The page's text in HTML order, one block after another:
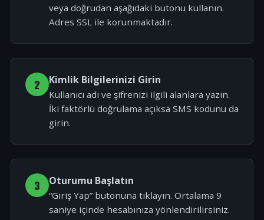
veya doğrudan aşağıdaki butonu kullanın.
Adres SSL ile korunmaktadır.
2 Kimlik Bilgilerinizi Girin
Kullanıcı adı ve şifrenizi ilgili alanlara yazın.
İki faktörlü doğrulama açıksa SMS kodunu da
girin.
3 Oturumu Başlatın
“Giriş Yap” butonuna tıklayın. Ortalama 9
saniye içinde hesabınıza yönlendirilirsiniz.